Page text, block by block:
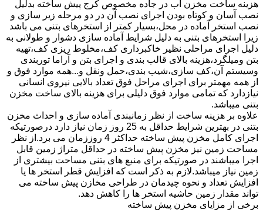
هزینه ساخت مخزن آب در جاده مخصوص کرج پیش ساخته بدلیل
نصب آسان و کوتاه بودن اجرای نصب آن در دو مرحله زیر سازی و
نصب استخر آماده در محل،بسیار کمتر از استخرهای بتنی می باشد
زیرا استخرهای بتنی به دلیل شرایط آماده سازی دشوار و طولانی به
دلیل اجرای مراحلی نظیر خاکبرداری کف،مخلوط ریزی کف،تهیه
بتن ومیلگرد،هزینه بالای قالب بندی و اجرای بتن و آراما توربندی
وسیستم آن،کف سازی،شیب بندی،حمل ونقل و...همه موارد فوق و
از همه مهمتر برای اجرای مراحل فوق تعداد بالایی نیروی انسانی
نیازدارد که تمامی موارد فوق دلیلی برای هزینه بالای ساخت مخزن
بتنی میباشد.
علاوه بر هزینه ساخت از نظر زمانبندی آماده سازی و احداث مخزن
بتنی در بهترین شرایط حداقل به 25 روز زمان نیاز دارد درصورتیکه
اجرای کامل مخزن پیش ساخته حداکثر 4 روززمان می برد.از نظر
مساحت زمین نیز مخزن پیش ساخته در حداقل متراژ زمین قابل
اجرا میباشند در صورتیکه برای منبع های بتنی مساحت بیشتری از
زمین نیاز میباشد.لازم به ذکر است که افزایش قطر استخر ها یا
افزایش تعداد و نحوه چیدمان در طراحی مخازن پیش ساخته می
تواند مقدار زمین حاشیه استخر ها را کاهش دهد.
برخی از مزایای مخزن پیش ساخته